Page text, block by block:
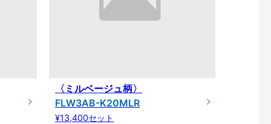
〈ミルベージュ柄〉
FLW3AB-K20MLR
¥13,400セット